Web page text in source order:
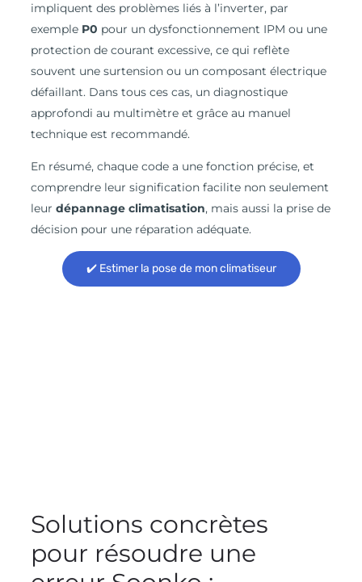
impliquent des problèmes liés à l’inverter, par
exemple P0 pour un dysfonctionnement IPM ou une
protection de courant excessive, ce qui reflète
souvent une surtension ou un composant électrique
défaillant. Dans tous ces cas, un diagnostique
approfondi au multimètre et grâce au manuel
technique est recommandé.
En résumé, chaque code a une fonction précise, et
comprendre leur signification facilite non seulement
leur dépannage climatisation, mais aussi la prise de
décision pour une réparation adéquate.
✔️ Estimer la pose de mon climatiseur
Solutions concrètes
pour résoudre une